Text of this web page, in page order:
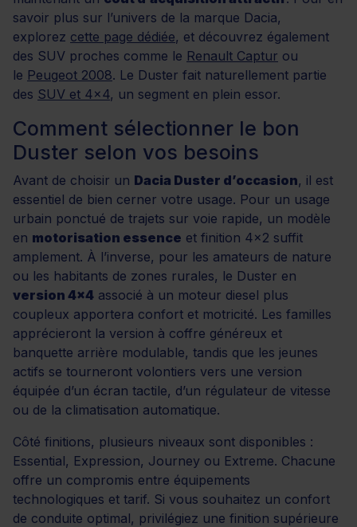
savoir plus sur l’univers de la marque Dacia,
explorez cette page dédiée, et découvrez également
des SUV proches comme le Renault Captur ou
le Peugeot 2008. Le Duster fait naturellement partie
des SUV et 4x4, un segment en plein essor.
Comment sélectionner le bon
Duster selon vos besoins
Avant de choisir un Dacia Duster d’occasion, il est
essentiel de bien cerner votre usage. Pour un usage
urbain ponctué de trajets sur voie rapide, un modèle
en motorisation essence et finition 4x2 suffit
amplement. À l’inverse, pour les amateurs de nature
ou les habitants de zones rurales, le Duster en
version 4x4 associé à un moteur diesel plus
coupleux apportera confort et motricité. Les familles
apprécieront la version à coffre généreux et
banquette arrière modulable, tandis que les jeunes
actifs se tourneront volontiers vers une version
équipée d’un écran tactile, d’un régulateur de vitesse
ou de la climatisation automatique.
Côté finitions, plusieurs niveaux sont disponibles :
Essential, Expression, Journey ou Extreme. Chacune
offre un compromis entre équipements
technologiques et tarif. Si vous souhaitez un confort
de conduite optimal, privilégiez une finition supérieure